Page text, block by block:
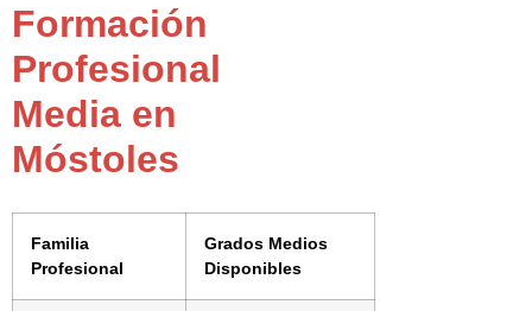
Formación
Profesional
Media en
Móstoles
Familia
Profesional
Grados Medios
Disponibles